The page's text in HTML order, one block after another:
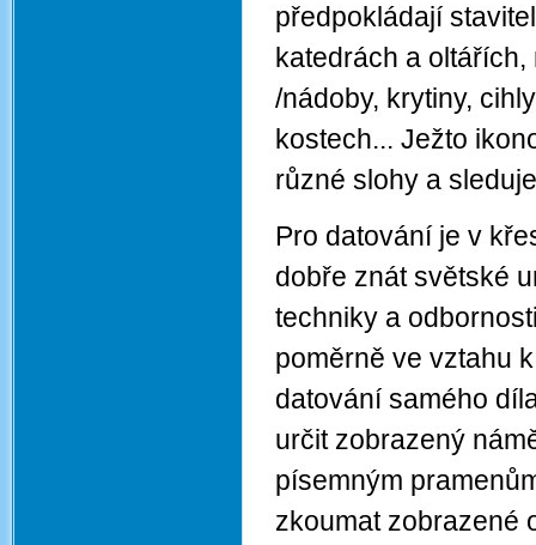
předpokládají
katedrách a
/nádoby, krytiny,
kostech... Ježto
různé slohy a
Pro datování je v
dobře znát světské
techniky a
poměrně ve vztahu
datování samého
určit zobrazený
písemným
zkoumat zobrazené